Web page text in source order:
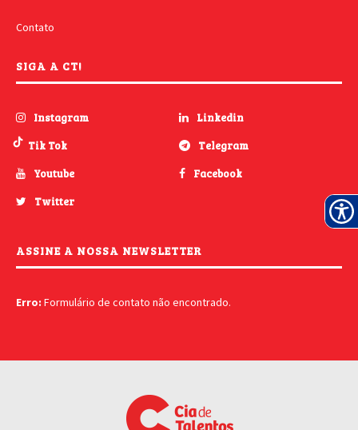
Contato
SIGA A CT!
Instagram
Linkedin
Tik Tok
Telegram
Youtube
Facebook
Twitter
ASSINE A NOSSA NEWSLETTER
Erro: Formulário de contato não encontrado.